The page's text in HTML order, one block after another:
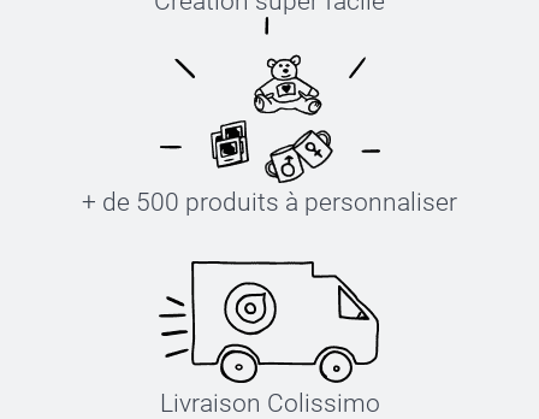
+ de 500 produits à personnaliser
Livraison Colissimo